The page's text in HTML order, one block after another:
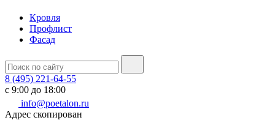
Кровля
Профлист
Фасад
8 (495) 221-64-55
с 9:00 до 18:00
info@poetalon.ru
Адрес скопирован